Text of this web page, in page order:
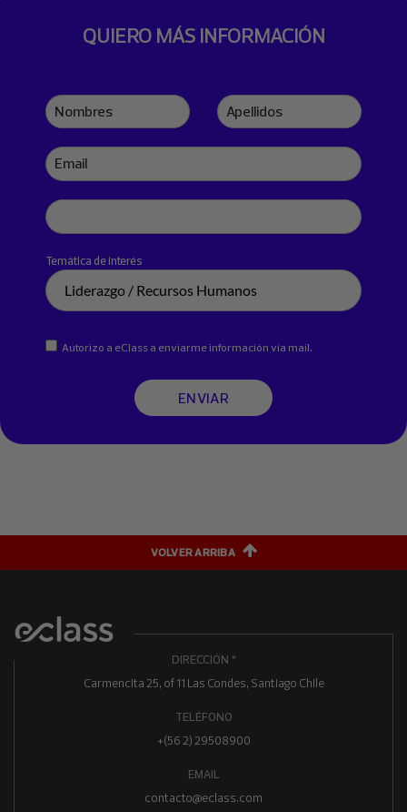
QUIERO MÁS INFORMACIÓN
Nombres Apellidos
Email
Temática de interés
Autorizo a eClass a enviarme información vía mail.
ENVIAR
VOLVER ARRIBA
DIRECCIÓN *
Carmencita 25, of 11 Las Condes, Santiago Chile
TELÉFONO
+(56 2) 29508900
EMAIL
contacto@eclass.com